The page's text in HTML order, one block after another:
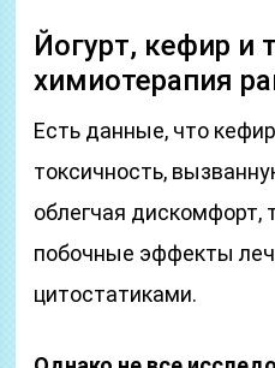
Йогурт, кефир и
химиотерапия
Есть данные, что
токсичность,
облегчая дискомфорт,
побочные эффекты
цитостатиками.